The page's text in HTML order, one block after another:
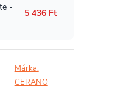
Márka:
CERANO